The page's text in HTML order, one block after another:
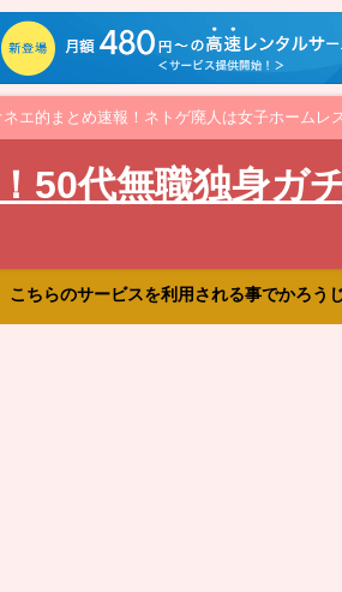
エ的まとめ速報！ネトゲ廃人は女子ホーム
50代無職独身ガ
ちらのサービスを利用される事でかろう